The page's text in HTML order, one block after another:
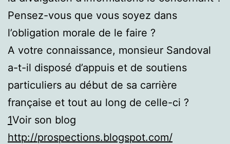
Pensez-vous que vous soyez dans
l’obligation morale de le faire ?
A votre connaissance, monsieur Sandoval
a-t-il disposé d’appuis et de soutiens
particuliers au début de sa carrière
française et tout au long de celle-ci ?
1Voir son blog
http://prospections.blogspot.com/